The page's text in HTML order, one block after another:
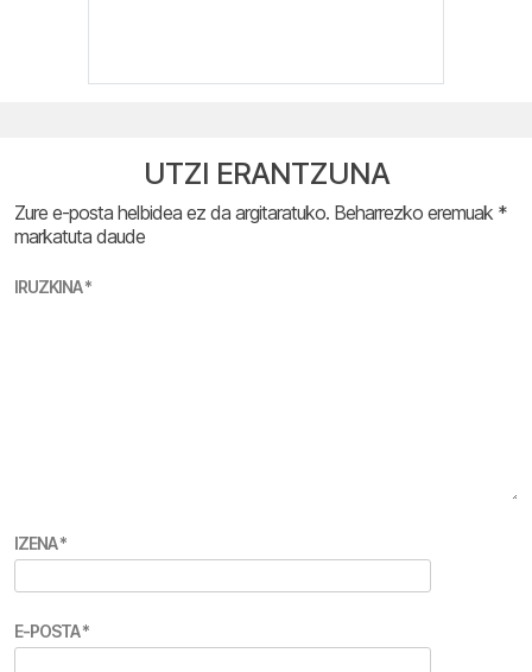
UTZI ERANTZUNA
Zure e-posta helbidea ez da argitaratuko. Beharrezko eremuak *
markatuta daude
IRUZKINA*
IZENA*
E-POSTA*